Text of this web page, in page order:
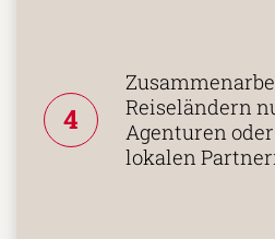
4
Reiseländern
Agenturen
lokalen